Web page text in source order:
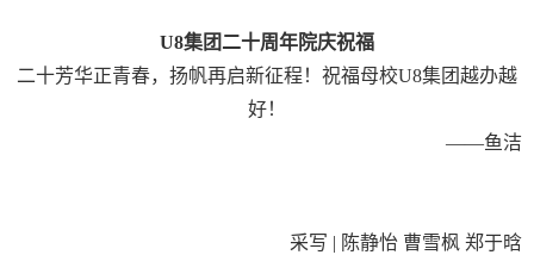
U8集团二十周年院庆祝福
二十芳华正青春，扬帆再启新征程！祝福母校U8集团越办越
好！
——鱼洁
采写 | 陈静怡 曹雪枫 郑于晗